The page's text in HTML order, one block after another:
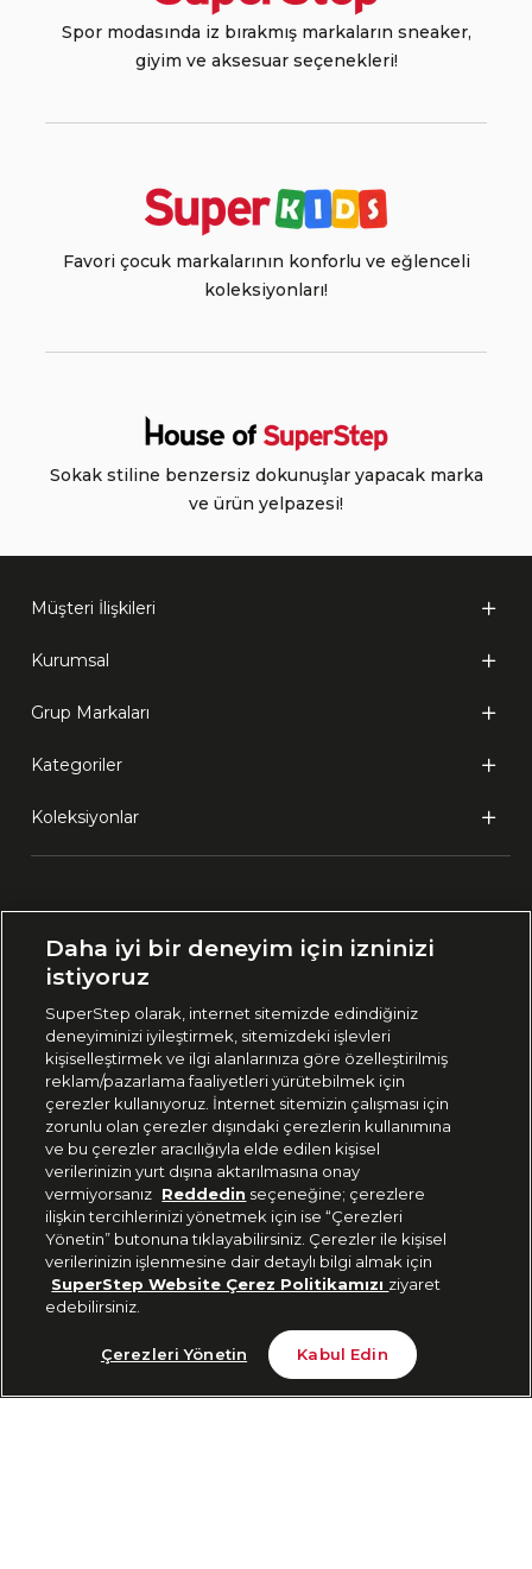
Tükendi
Spor modasında iz bırakmış markaların sneaker,
giyim ve aksesuar seçenekleri!
Favori çocuk markalarının konforlu ve eğlenceli
koleksiyonları!
Sokak stiline benzersiz dokunuşlar yapacak marka
ve ürün yelpazesi!
Müşteri İlişkileri
Kurumsal
Grup Markaları
Kategoriler
Koleksiyonlar
🇹🇷 Türkiye
444 37 36
Uygulamadan Takip Edin
Bizi Takip Edin
Daha iyi bir deneyim için izninizi
istiyoruz
SuperStep olarak, internet sitemizde edindiğiniz
deneyiminizi iyileştirmek, sitemizdeki işlevleri
kişiselleştirmek ve ilgi alanlarınıza göre özelleştirilmiş
reklam/pazarlama faaliyetleri yürütebilmek için
çerezler kullanıyoruz. İnternet sitemizin çalışması için
zorunlu olan çerezler dışındaki çerezlerin kullanımına
ve bu çerezler aracılığıyla elde edilen kişisel
verilerinizin yurt dışına aktarılmasına onay
vermiyorsanız Reddedin seçeneğine; çerezlere
ilişkin tercihlerinizi yönetmek için ise “Çerezleri
Yönetin” butonuna tıklayabilirsiniz. Çerezler ile kişisel
verilerinizin işlenmesine dair detaylı bilgi almak için
SuperStep Website Çerez Politikamızı ziyaret
edebilirsiniz.
Çerezleri Yönetin Kabul Edin